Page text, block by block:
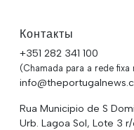
Контакты
+351 282 341 100
(Chamada para a rede fixa
Rua Municipio de S
Urb. Lagoa Sol, Lote 3